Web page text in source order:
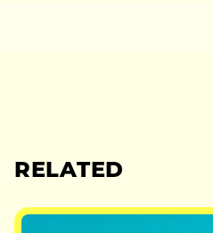
RELATED